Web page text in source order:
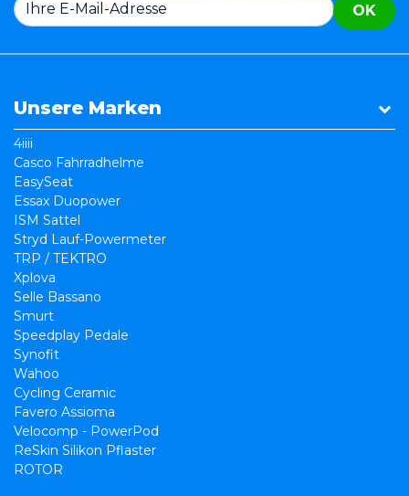
OK
Unsere Marken
4iiii
Casco Fahrradhelme
EasySeat
Essax Duopower
ISM Sattel
Stryd Lauf-Powermeter
TRP / TEKTRO
Xplova
Selle Bassano
Smurt
Speedplay Pedale
Synofit
Wahoo
Cycling Ceramic
Favero Assioma
Velocomp - PowerPod
ReSkin Silikon Pflaster
ROTOR